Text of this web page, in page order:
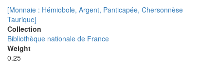
[Monnaie : Hémiobole, Argent, Panticapée, Chersonnèse
Taurique]
Collection
Bibliothèque nationale de France
Weight
0.25